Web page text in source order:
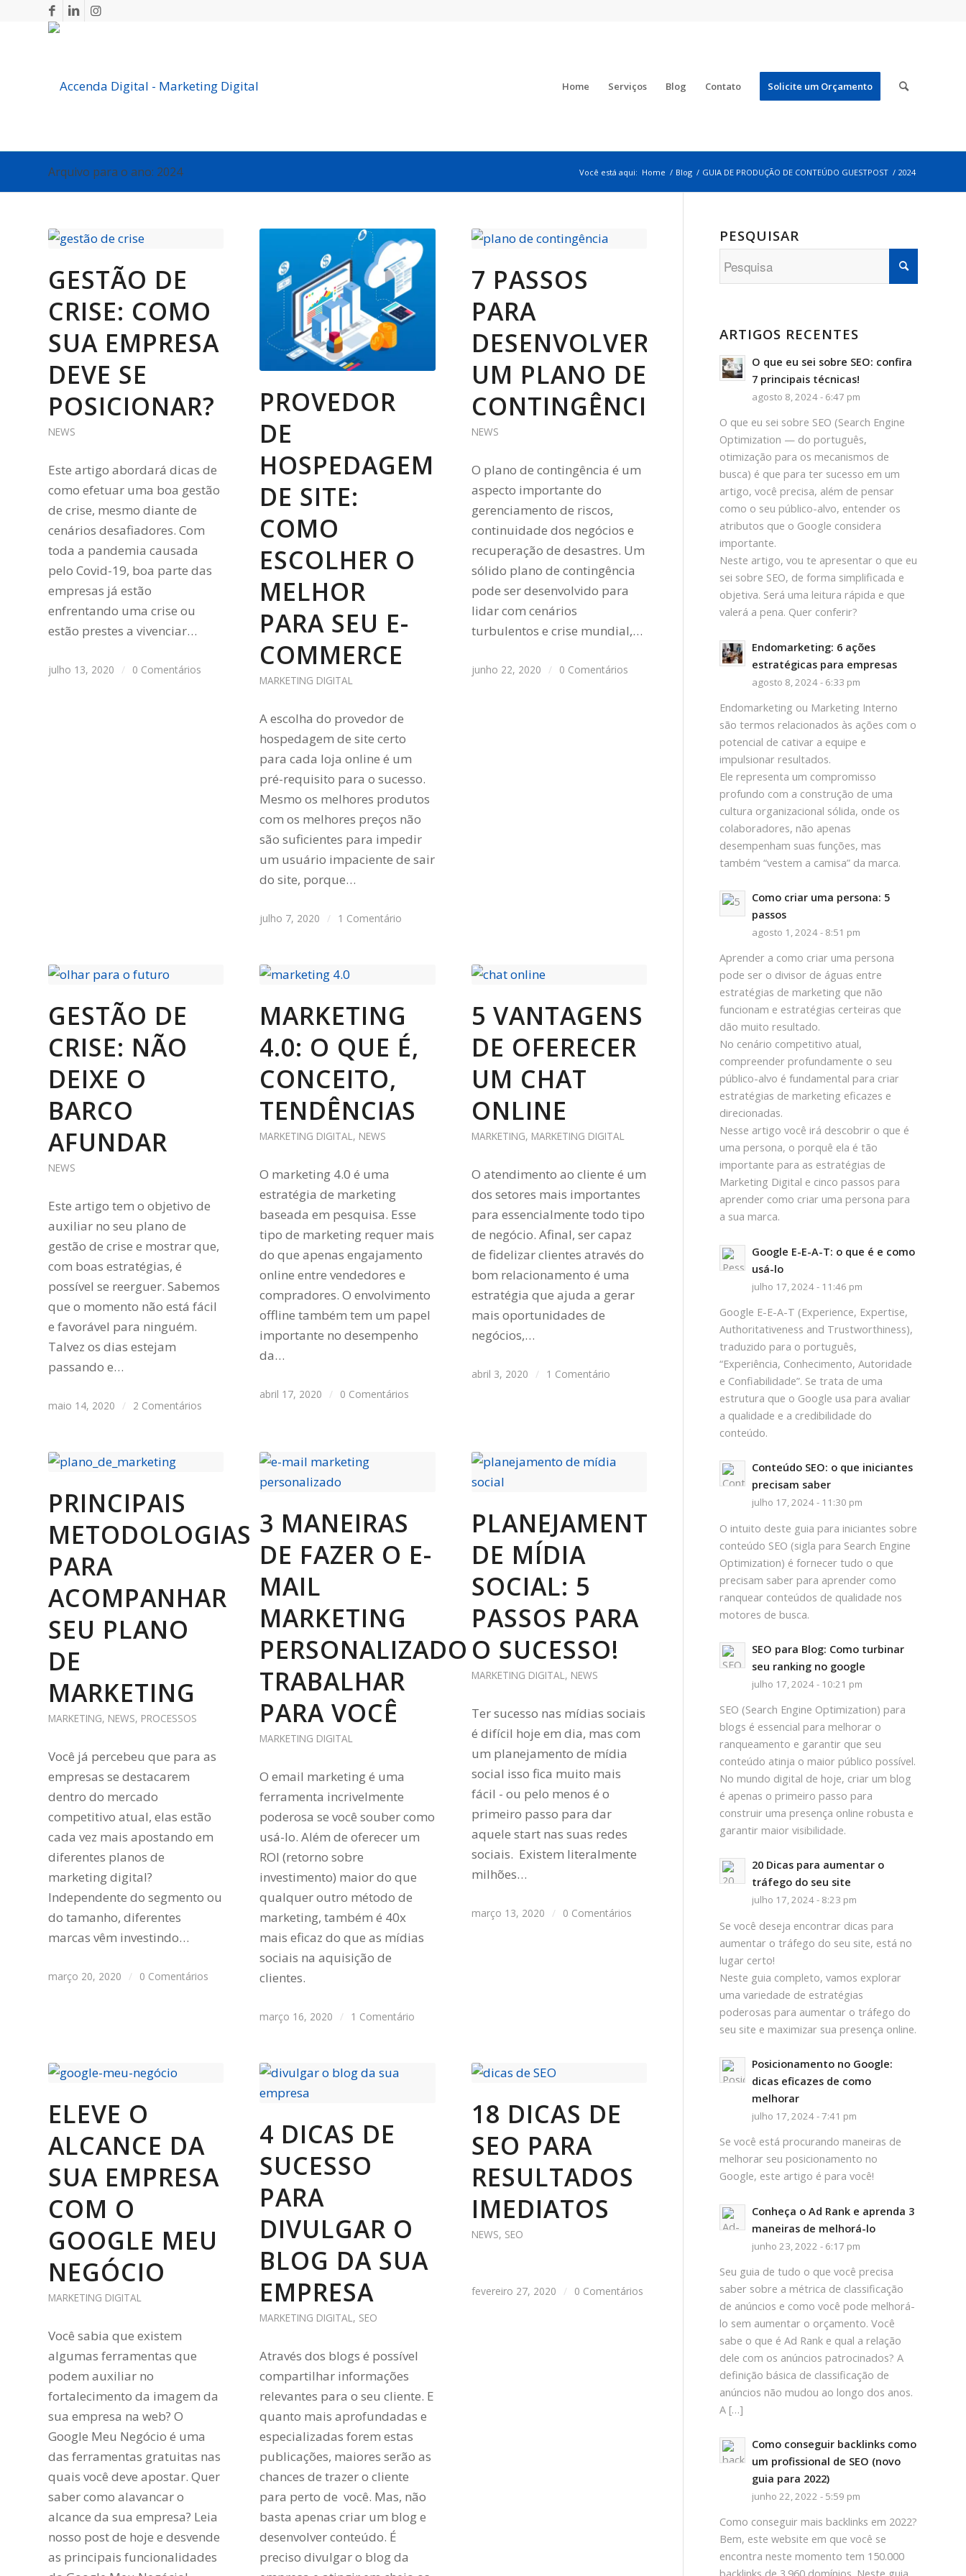
Home Serviços Blog Contato Solicite um Orçamento
Arquivo para o ano: 2024 Você está aqui: Home / Blog / GUIA DE PRODUÇÃO DE CONTEÚDO GUESTPOST / 2024
GESTÃO DE
CRISE: COMO
SUA EMPRESA
DEVE SE
POSICIONAR?
NEWS
Este artigo abordará dicas de
como efetuar uma boa gestão
de crise, mesmo diante de
cenários desafiadores. Com
toda a pandemia causada
pelo Covid-19, boa parte das
empresas já estão
enfrentando uma crise ou
estão prestes a vivenciar…
julho 13, 2020 / 0 Comentários
PROVEDOR
DE
HOSPEDAGEM
DE SITE:
COMO
ESCOLHER O
MELHOR
PARA SEU E-
COMMERCE
MARKETING DIGITAL
A escolha do provedor de
hospedagem de site certo
para cada loja online é um
pré-requisito para o sucesso.
Mesmo os melhores produtos
com os melhores preços não
são suficientes para impedir
um usuário impaciente de sair
do site, porque…
julho 7, 2020 / 1 Comentário
7 PASSOS
PARA
DESENVOLVER
UM PLANO DE
CONTINGÊNCIA
NEWS
O plano de contingência é um
aspecto importante do
gerenciamento de riscos,
continuidade dos negócios e
recuperação de desastres. Um
sólido plano de contingência
pode ser desenvolvido para
lidar com cenários
turbulentos e crise mundial,…
junho 22, 2020 / 0 Comentários
GESTÃO DE
CRISE: NÃO
DEIXE O
BARCO
AFUNDAR
NEWS
Este artigo tem o objetivo de
auxiliar no seu plano de
gestão de crise e mostrar que,
com boas estratégias, é
possível se reerguer. Sabemos
que o momento não está fácil
e favorável para ninguém.
Talvez os dias estejam
passando e…
maio 14, 2020 / 2 Comentários
MARKETING
4.0: O QUE É,
CONCEITO,
TENDÊNCIAS
MARKETING DIGITAL , NEWS
O marketing 4.0 é uma
estratégia de marketing
baseada em pesquisa. Esse
tipo de marketing requer mais
do que apenas engajamento
online entre vendedores e
compradores. O envolvimento
offline também tem um papel
importante no desempenho
da…
abril 17, 2020 / 0 Comentários
5 VANTAGENS
DE OFERECER
UM CHAT
ONLINE
MARKETING, MARKETING DIGITAL
O atendimento ao cliente é um
dos setores mais importantes
para essencialmente todo tipo
de negócio. Afinal, ser capaz
de fidelizar clientes através do
bom relacionamento é uma
estratégia que ajuda a gerar
mais oportunidades de
negócios,…
abril 3, 2020 / 1 Comentário
PRINCIPAIS
METODOLOGIAS
PARA
ACOMPANHAR
SEU PLANO
DE
MARKETING
MARKETING, NEWS, PROCESSOS
Você já percebeu que para as
empresas se destacarem
dentro do mercado
competitivo atual, elas estão
cada vez mais apostando em
diferentes planos de
marketing digital?
Independente do segmento ou
do tamanho, diferentes
marcas vêm investindo…
março 20, 2020 / 0 Comentários
3 MANEIRAS
DE FAZER O E-
MAIL
MARKETING
PERSONALIZADO
TRABALHAR
PARA VOCÊ
MARKETING DIGITAL
O email marketing é uma
ferramenta incrivelmente
poderosa se você souber como
usá-lo. Além de oferecer um
ROI (retorno sobre
investimento) maior do que
qualquer outro método de
marketing, também é 40x
mais eficaz do que as mídias
sociais na aquisição de
clientes.
março 16, 2020 / 1 Comentário
PLANEJAMENTO
DE MÍDIA
SOCIAL: 5
PASSOS PARA
O SUCESSO!
MARKETING DIGITAL , NEWS
Ter sucesso nas mídias sociais
é difícil hoje em dia, mas com
um planejamento de mídia
social isso fica muito mais
fácil - ou pelo menos é o
primeiro passo para dar
aquele start nas suas redes
sociais. Existem literalmente
milhões…
março 13, 2020 / 0 Comentários
ELEVE O
ALCANCE DA
SUA EMPRESA
COM O
GOOGLE MEU
NEGÓCIO
MARKETING DIGITAL
Você sabia que existem
algumas ferramentas que
podem auxiliar no
fortalecimento da imagem da
sua empresa na web? O
Google Meu Negócio é uma
das ferramentas gratuitas nas
quais você deve apostar. Quer
saber como alavancar o
alcance da sua empresa? Leia
nosso post de hoje e desvende
as principais funcionalidades
4 DICAS DE
SUCESSO
PARA
DIVULGAR O
BLOG DA SUA
EMPRESA
MARKETING DIGITAL , SEO
Através dos blogs é possível
compartilhar informações
relevantes para o seu cliente. E
quanto mais aprofundadas e
especializadas forem estas
publicações, maiores serão as
chances de trazer o cliente
para perto de você. Mas, não
basta apenas criar um blog e
desenvolver conteúdo. É
preciso divulgar o blog da
18 DICAS DE
SEO PARA
RESULTADOS
IMEDIATOS
NEWS, SEO
fevereiro 27, 2020 / 0 Comentários
PESQUISAR
ARTIGOS RECENTES
O que eu sei sobre SEO: confira
7 principais técnicas!
agosto 8, 2024 - 6:47 pm
O que eu sei sobre SEO (Search Engine
Optimization — do português,
otimização para os mecanismos de
busca) é que para ter sucesso em um
artigo, você precisa, além de pensar
como o seu público-alvo, entender os
atributos que o Google considera
importante.
Neste artigo, vou te apresentar o que eu
sei sobre SEO, de forma simplificada e
objetiva. Será uma leitura rápida e que
valerá a pena. Quer conferir?
Endomarketing: 6 ações
estratégicas para empresas
agosto 8, 2024 - 6:33 pm
Endomarketing ou Marketing Interno
são termos relacionados às ações com o
potencial de cativar a equipe e
impulsionar resultados.
Ele representa um compromisso
profundo com a construção de uma
cultura organizacional sólida, onde os
colaboradores, não apenas
desempenham suas funções, mas
também “vestem a camisa” da marca.
Como criar uma persona: 5
passos
agosto 1, 2024 - 8:51 pm
Aprender a como criar uma persona
pode ser o divisor de águas entre
estratégias de marketing que não
funcionam e estratégias certeiras que
dão muito resultado.
No cenário competitivo atual,
compreender profundamente o seu
público-alvo é fundamental para criar
estratégias de marketing eficazes e
direcionadas.
Nesse artigo você irá descobrir o que é
uma persona, o porquê ela é tão
importante para as estratégias de
Marketing Digital e cinco passos para
aprender como criar uma persona para
a sua marca.
Google E-E-A-T: o que é e como
usá-lo
julho 17, 2024 - 11:46 pm
Google E-E-A-T (Experience, Expertise,
Authoritativeness and Trustworthiness),
traduzido para o português,
“Experiência, Conhecimento, Autoridade
e Confiabilidade”. Se trata de uma
estrutura que o Google usa para avaliar
a qualidade e a credibilidade do
conteúdo.
Conteúdo SEO: o que iniciantes
precisam saber
julho 17, 2024 - 11:30 pm
O intuito deste guia para iniciantes sobre
conteúdo SEO (sigla para Search Engine
Optimization) é fornecer tudo o que
precisam saber para aprender como
ranquear conteúdos de qualidade nos
motores de busca.
SEO para Blog: Como turbinar
seu ranking no google
julho 17, 2024 - 10:21 pm
SEO (Search Engine Optimization) para
blogs é essencial para melhorar o
ranqueamento e garantir que seu
conteúdo atinja o maior público possível.
No mundo digital de hoje, criar um blog
é apenas o primeiro passo para
construir uma presença online robusta e
garantir maior visibilidade.
20 Dicas para aumentar o
tráfego do seu site
julho 17, 2024 - 8:23 pm
Se você deseja encontrar dicas para
aumentar o tráfego do seu site, está no
lugar certo!
Neste guia completo, vamos explorar
uma variedade de estratégias
poderosas para aumentar o tráfego do
seu site e maximizar sua presença online.
Posicionamento no Google:
dicas eficazes de como
melhorar
julho 17, 2024 - 7:41 pm
Se você está procurando maneiras de
melhorar seu posicionamento no
Google, este artigo é para você!
Conheça o Ad Rank e aprenda 3
maneiras de melhorá-lo
junho 23, 2022 - 6:17 pm
Seu guia de tudo o que você precisa
saber sobre a métrica de classificação
de anúncios e como você pode melhorá-
lo sem aumentar o orçamento. Você
sabe o que é Ad Rank e qual a relação
dele com os anúncios patrocinados? A
definição básica de classificação de
anúncios não mudou ao longo dos anos.
A […]
Como conseguir backlinks como
um profissional de SEO (novo
guia para 2022)
junho 22, 2022 - 5:59 pm
Como conseguir mais backlinks em 2022?
Bem, este website em que você se
encontra neste momento tem 150.000